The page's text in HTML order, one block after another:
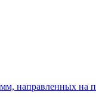
направленных на